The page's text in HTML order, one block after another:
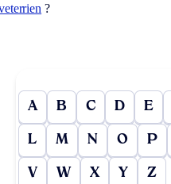
?
A B C D E
L M N O P
V W X Y Z